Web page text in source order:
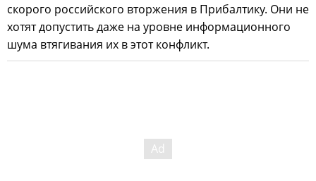
скорого российского вторжения в Прибалтику. Они не
хотят допустить даже на уровне информационного
шума втягивания их в этот конфликт.